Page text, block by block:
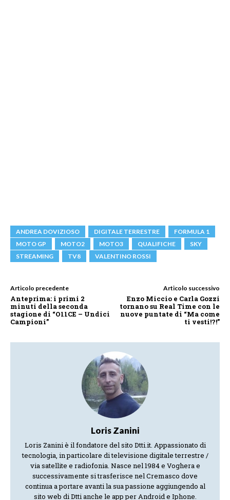
ANDREA DOVIZIOSO DIGITALE TERRESTRE
FORMULA 1
MOTO GP
MOTO2 MOTO3 QUALIFICHE
SKY
STREAMING
TV8 VALENTINO ROSSI
Articolo precedente
Anteprima: i primi 2
minuti della seconda
stagione di “O11CE – Undici
Campioni”
Articolo successivo
Enzo Miccio e Carla Gozzi
tornano su Real Time con le
nuove puntate di “Ma come
ti vesti!?!”
Loris Zanini
Loris Zanini è il fondatore del sito Dtti.it. Appassionato di
tecnologia, in particolare di televisione digitale terrestre /
via satellite e radiofonia. Nasce nel 1984 e Voghera e
successivamente si trasferisce nel Cremasco dove
continua a portare avanti la sua passione aggiungendo al
sito web di Dtti anche le app per Android e Iphone.